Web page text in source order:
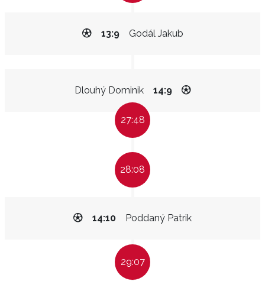
Godál Jakub
13:9
Dlouhý Dominik 14:9
27:48
28:08
Poddaný Patrik
14:10
29:07